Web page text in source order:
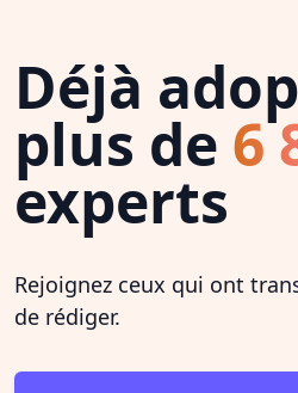
Déjà
plus de 6
experts
Rejoignez ceux qui ont
de rédiger.